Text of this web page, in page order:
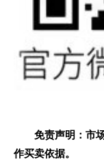
免责声明：市
作买卖依据。